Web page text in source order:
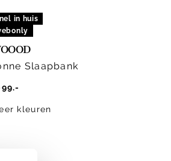
in huis
Slaapbank
kleuren